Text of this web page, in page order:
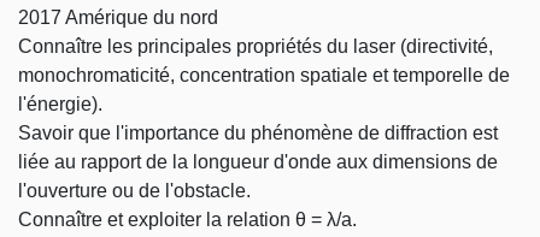
2017 Amérique du nord
Connaître les principales propriétés du laser (directivité,
monochromaticité, concentration spatiale et temporelle de
l'énergie).
Savoir que l'importance du phénomène de diffraction est
liée au rapport de la longueur d'onde aux dimensions de
l'ouverture ou de l'obstacle.
Connaître et exploiter la relation θ = λ/a.